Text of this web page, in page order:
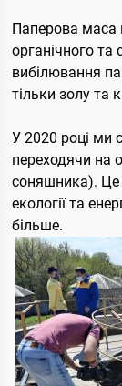
Паперова маса
органічного
вибілювання
тільки золу та
У 2020 році ми
переходячи на
соняшника). Це
екології та
більше.